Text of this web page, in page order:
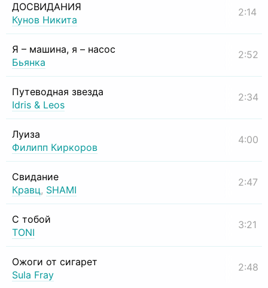
ДОСВИДАНИЯ
Кунов Никита
2:14
Я – машина, я – насос
Бьянка
2:52
Путеводная звезда
Idris & Leos
2:34
Луиза
Филипп Киркоров
4:00
Свидание
Кравц, SHAMI
2:47
С тобой
TONI
3:21
Ожоги от сигарет
Sula Fray
2:48